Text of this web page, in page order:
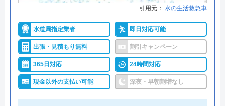
東京都文京区本郷5-1-11
対応エリア 全国33拠点
対応エリア詳
細
龍ケ崎市のトイレ水漏れ・つまり修理
に駆けつけ対応｜水道局指定業者ハウ
スラボホーム
詳細は公式HPでご確認ください
イースマイルがおすすめの理由
イースマイルは対応する自治体で適切な工事ができ
ると認められている水道局指定業者です。
引用元： 水の生活救急車
水道局指定業者 即日対応可能
出張・見積もり無料 割引キャンペーン
365日対応 24時間対応
現金以外の支払い可能 深夜・早朝割増なし